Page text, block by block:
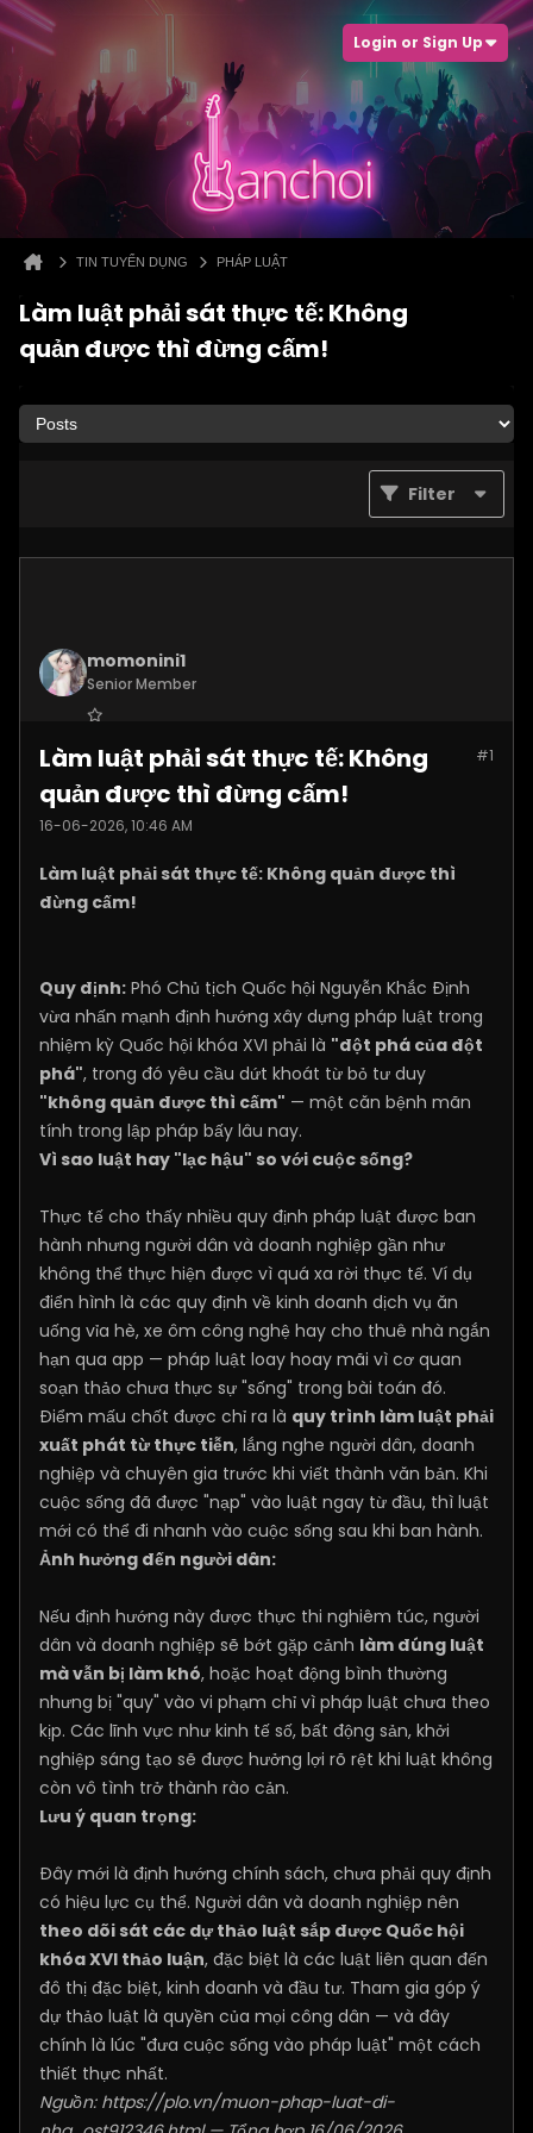
Login or Sign Up
TIN TUYỂN DỤNG PHÁP LUẬT
Làm luật phải sát thực tế: Không
quản được thì đừng cấm!
Filter
momonini1
Senior Member
Posts:5399 #1
Làm luật phải sát thực tế: Không
quản được thì đừng cấm!
16-06-2026, 10:46 AM
Làm luật phải sát thực tế: Không quản được thì
đừng cấm!
Quy định: Phó Chủ tịch Quốc hội Nguyễn Khắc Định
vừa nhấn mạnh định hướng xây dựng pháp luật trong
nhiệm kỳ Quốc hội khóa XVI phải là "đột phá của đột
phá", trong đó yêu cầu dứt khoát từ bỏ tư duy
"không quản được thì cấm" — một căn bệnh mãn
tính trong lập pháp bấy lâu nay.
Vì sao luật hay "lạc hậu" so với cuộc sống?
Thực tế cho thấy nhiều quy định pháp luật được ban
hành nhưng người dân và doanh nghiệp gần như
không thể thực hiện được vì quá xa rời thực tế. Ví dụ
điển hình là các quy định về kinh doanh dịch vụ ăn
uống vỉa hè, xe ôm công nghệ hay cho thuê nhà ngắn
hạn qua app — pháp luật loay hoay mãi vì cơ quan
soạn thảo chưa thực sự "sống" trong bài toán đó.
Điểm mấu chốt được chỉ ra là quy trình làm luật phải
xuất phát từ thực tiễn, lắng nghe người dân, doanh
nghiệp và chuyên gia trước khi viết thành văn bản. Khi
cuộc sống đã được "nạp" vào luật ngay từ đầu, thì luật
mới có thể đi nhanh vào cuộc sống sau khi ban hành.
Ảnh hưởng đến người dân:
Nếu định hướng này được thực thi nghiêm túc, người
dân và doanh nghiệp sẽ bớt gặp cảnh làm đúng luật
mà vẫn bị làm khó, hoặc hoạt động bình thường
nhưng bị "quy" vào vi phạm chỉ vì pháp luật chưa theo
kịp. Các lĩnh vực như kinh tế số, bất động sản, khởi
nghiệp sáng tạo sẽ được hưởng lợi rõ rệt khi luật không
còn vô tình trở thành rào cản.
Lưu ý quan trọng:
Đây mới là định hướng chính sách, chưa phải quy định
có hiệu lực cụ thể. Người dân và doanh nghiệp nên
theo dõi sát các dự thảo luật sắp được Quốc hội
khóa XVI thảo luận, đặc biệt là các luật liên quan đến
đô thị đặc biệt, kinh doanh và đầu tư. Tham gia góp ý
dự thảo luật là quyền của mọi công dân — và đây
chính là lúc "đưa cuộc sống vào pháp luật" một cách
thiết thực nhất.
Nguồn: https://plo.vn/muon-phap-luat-di-